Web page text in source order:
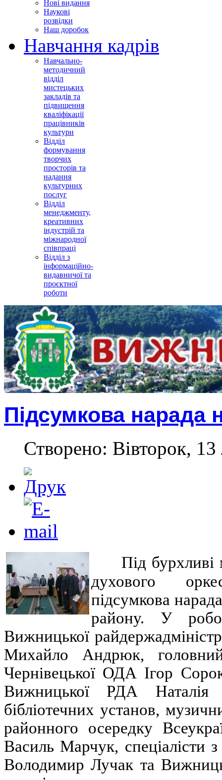
Нові видання
Наукові
розвідки
Наш доробок
Навчання кадрів
Навчально-
методичний
відділ
мистецьких
закладів та
підвищення
кваліфікації
працівників
культури
Відділ
формування
творчих
просторів та
надання
культурних
послуг
Відділ
менеджменту,
креативних
індустрій та
міжнародної
співпраці
Відділ з
інформаційно-
видавничої та
проєктної
роботи
Підсумкова нарада
Створено: Вівторок,
Під бурхливі
духового
підсумкова
району. У
Вижницької
Михайло Андрюк, головний
Чернівецької ОДА Ігор
Вижницької РДА
бібліотечних установ,
районного осередку
Василь Марчук, спеціалісти
Володимир Лучак та